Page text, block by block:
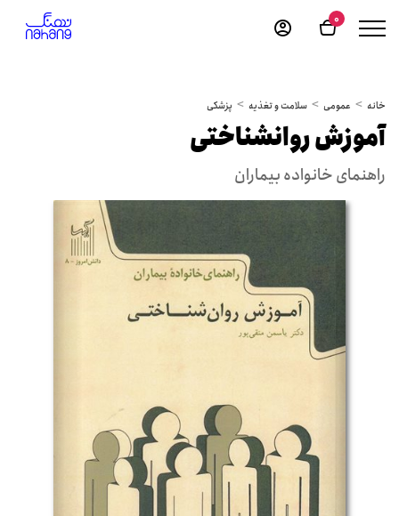
0
خانه عمومی سلامت و تغذیه پزشکی
آموزش روانشناختی
راهنمای خانواده بیماران